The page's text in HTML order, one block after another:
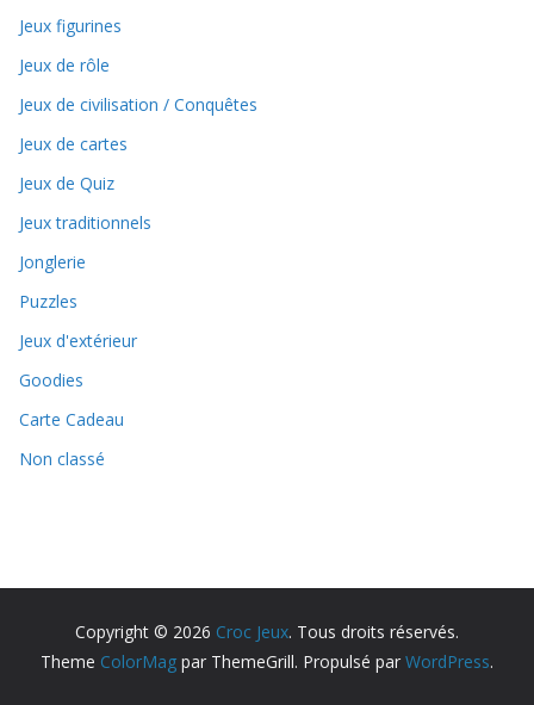
Jeux figurines
Jeux de rôle
Jeux de civilisation / Conquêtes
Jeux de cartes
Jeux de Quiz
Jeux traditionnels
Jonglerie
Puzzles
Jeux d'extérieur
Goodies
Carte Cadeau
Non classé
Copyright © 2026 Croc Jeux. Tous droits réservés.
Theme ColorMag par ThemeGrill. Propulsé par WordPress.